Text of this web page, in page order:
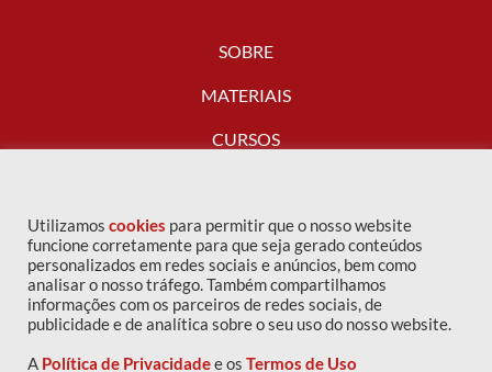
SOBRE
MATERIAIS
CURSOS
FALE CONOSCO
Utilizamos cookies para permitir que o nosso website
funcione corretamente para que seja gerado conteúdos
personalizados em redes sociais e anúncios, bem como
analisar o nosso tráfego. Também compartilhamos
informações com os parceiros de redes sociais, de
publicidade e de analítica sobre o seu uso do nosso website.
A Política de Privacidadee os Termos de Uso